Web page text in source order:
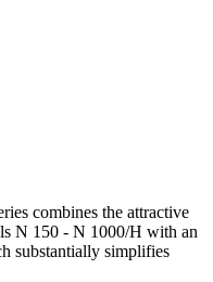
combines the attractive
N 150 - N 1000/H with an
substantially simplifies